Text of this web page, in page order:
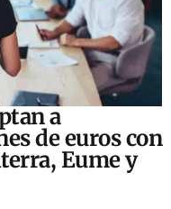
a
de euros con
Eume y